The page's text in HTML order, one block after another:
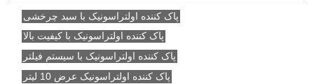
پاک کننده اولتراسونیک با سبد چرخشی
پاک کننده اولتراسونیک با کیفیت بالا
پاک کننده اولتراسونیک با سیستم فیلتر
پاک کننده اولتراسونیک عرض 10 لیتر